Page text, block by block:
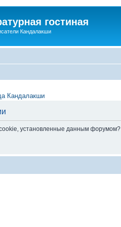
гостиная
Кандалакши
Кандалакши
установленные данным форумом?